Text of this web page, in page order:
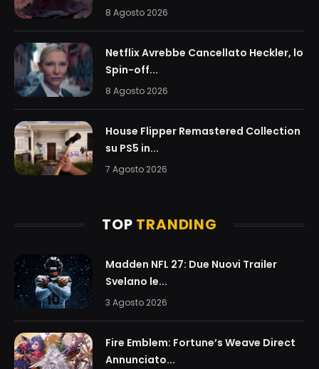
8 Agosto 2026
Netflix Avrebbe Cancellato Heckler, lo
Spin-off...
8 Agosto 2026
House Flipper Remastered Collection
su PS5 in...
7 Agosto 2026
TOP TRANDING
Madden NFL 27: Due Nuovi Trailer
Svelano le...
3 Agosto 2026
Fire Emblem: Fortune’s Weave Direct
Annunciato...